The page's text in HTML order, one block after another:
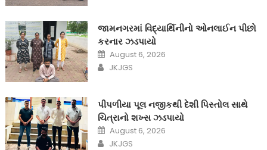
જામનગરમાં વિદ્યાર્થિનીનો ઓનલાઈન પીછો
કરનાર ઝડપાયો
Posted
on
August 6, 2026
Author
JKJGS
પીપળીયા પૂલ નજીકથી દેશી પિસ્તોલ સાથે
ચિત્રાનો શખ્સ ઝડપાયો
Posted
on
August 6, 2026
Author
JKJGS